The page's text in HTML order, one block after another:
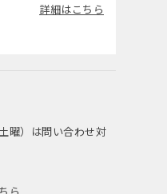
詳細はこちら
曜）は問い合わせ対
ら